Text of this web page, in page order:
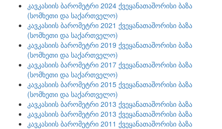
კავკასიის ბარომეტრი 2024 ქვეყანათაშორისი ბაზა
(სომხეთი და საქართველო)
კავკასიის ბარომეტრი 2021 ქვეყანათაშორისი ბაზა
(სომხეთი და საქართველო)
კავკასიის ბარომეტრი 2019 ქვეყანათაშორისი ბაზა
(სომხეთი და საქართველო)
კავკასიის ბარომეტრი 2017 ქვეყანათაშორისი ბაზა
(სომხეთი და საქართველო)
კავკასიის ბარომეტრი 2015 ქვეყანათაშორისი ბაზა
(სომხეთი და საქართველო)
კავკასიის ბარომეტრი 2013 ქვეყანათაშორისი ბაზა
კავკასიის ბარომეტრი 2013 ქვეყანათაშორისი ბაზა
კავკასიის ბარომეტრი 2011 ქვეყანათაშორისი ბაზა